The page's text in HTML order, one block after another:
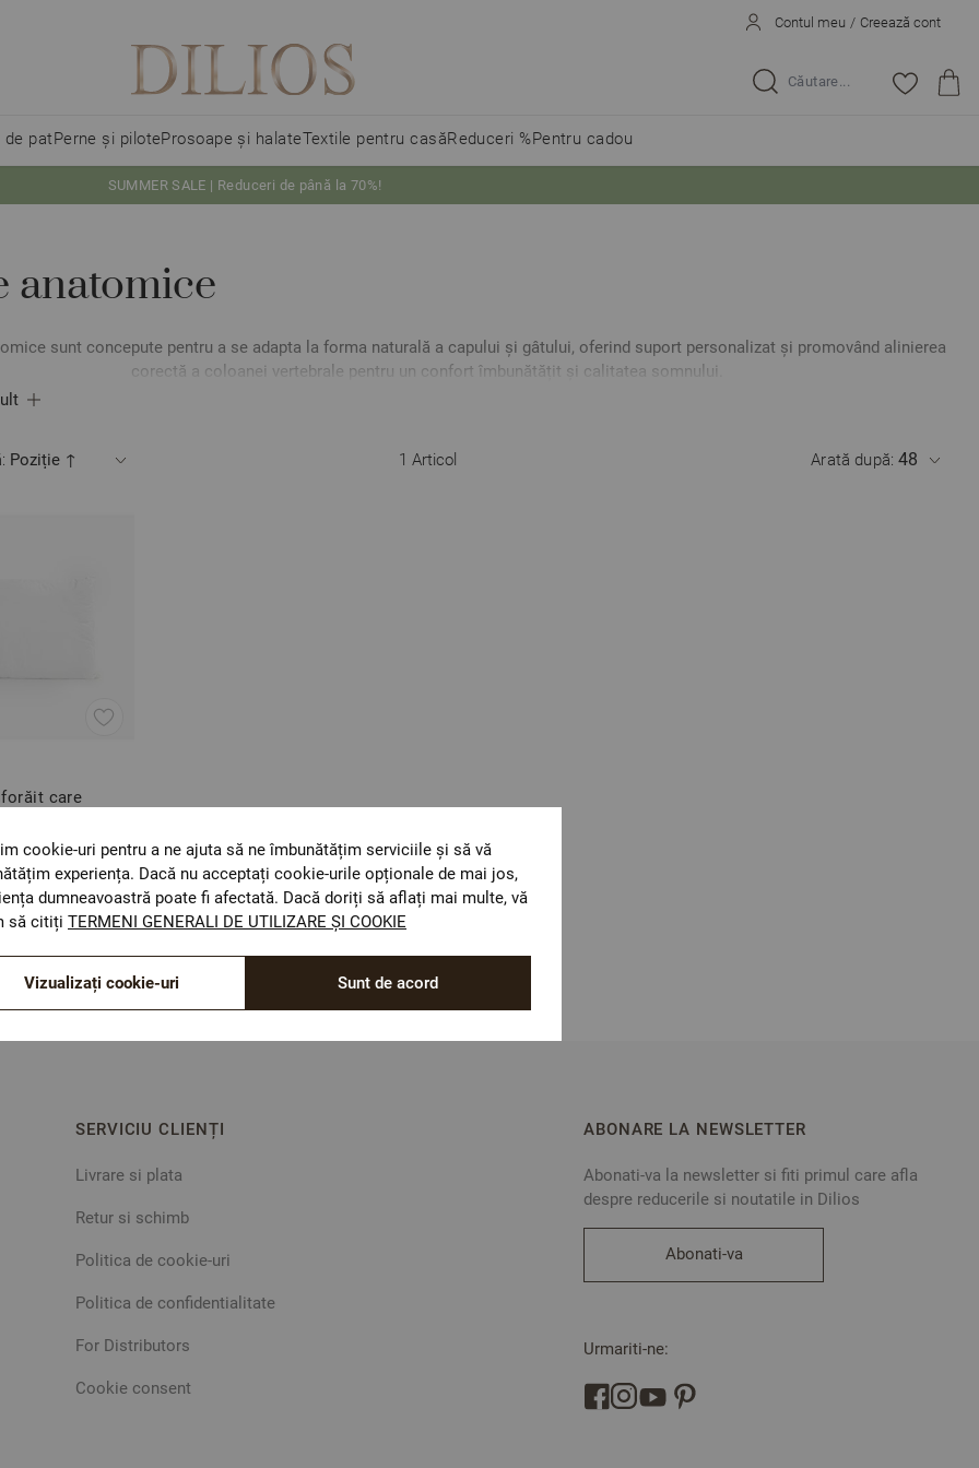
Contul meu / Creează cont
Caută...
de patPerne și piloteProsoape și halateTextile pentru casăReduceri %Pentru cadou
SUMMER SALE | Reduceri de până la 70%!
anatomice
sunt concepute pentru a se adapta la forma naturală a capului și gâtului, oferind suport personalizat și promovând alinierea
corectă a coloanei vertebrale pentru un confort îmbunătățit și calitatea somnului.
1 Articol Arată după:
care
corectă a
SERVICIU CLIENȚI
Livrare si plata
Retur si schimb
Politica de cookie-uri
Politica de confidentialitate
For Distributors
Cookie consent
ABONARE LA NEWSLETTER
Abonati-va la newsletter si fiti primul care afla
despre reducerile si noutatile in Dilios
Abonati-va
Urmariti-ne:
cookie-uri pentru a ne ajuta să ne îmbunătățim serviciile și să vă
experiența. Dacă nu acceptați cookie-urile opționale de mai jos,
dumneavoastră poate fi afectată. Dacă doriți să aflați mai multe, vă
să citiți TERMENI GENERALI DE UTILIZARE ȘI COOKIE
Sunt de acord
Vizualizați cookie-uri